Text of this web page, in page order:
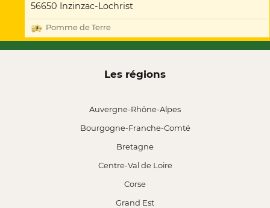
56650 Inzinzac-Lochrist
Pomme de Terre
Les régions
Auvergne-Rhône-Alpes
Bourgogne-Franche-Comté
Bretagne
Centre-Val de Loire
Corse
Grand Est